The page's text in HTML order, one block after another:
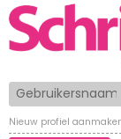
Gebruikersnaam
Nieuw profiel